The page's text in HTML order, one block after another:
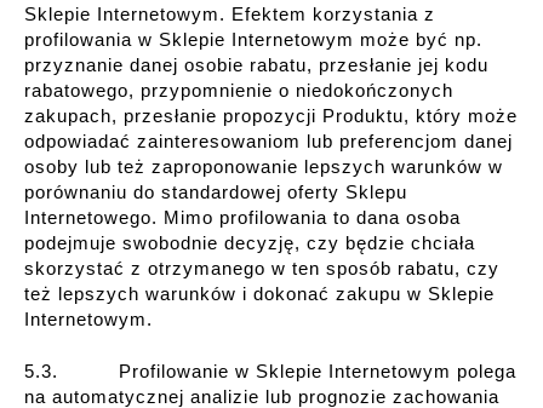
Sklepie Internetowym. Efektem korzystania z
profilowania w Sklepie Internetowym może być np.
przyznanie danej osobie rabatu, przesłanie jej kodu
rabatowego, przypomnienie o niedokończonych
zakupach, przesłanie propozycji Produktu, który może
odpowiadać zainteresowaniom lub preferencjom danej
osoby lub też zaproponowanie lepszych warunków w
porównaniu do standardowej oferty Sklepu
Internetowego. Mimo profilowania to dana osoba
podejmuje swobodnie decyzję, czy będzie chciała
skorzystać z otrzymanego w ten sposób rabatu, czy
też lepszych warunków i dokonać zakupu w Sklepie
Internetowym.
5.3. Profilowanie w Sklepie Internetowym polega
na automatycznej analizie lub prognozie zachowania